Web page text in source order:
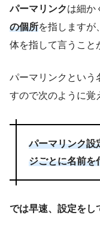
パーマリンクは細か
の個所を指しますが
体を指して言うこと
パーマリンクという
すので次のように覚
パーマリンク設
ジごとに名前を
では早速、設定をし